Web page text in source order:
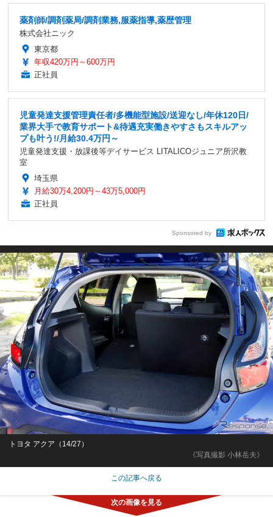
薬剤師/調剤薬局/調剤業務,服薬指導,薬歴管理
株式会社ニック
東京都
年収420万円～600万円
正社員
児童発達支援管理責任者/多機能型施設/送迎なし/年休120日/
業界大手で教育サポート&待遇充実働きやすさもスキルアッ
プも叶う!/月給30.4万円～
児童発達支援・放課後等デイサービス LITALICOジュニア所沢教
室
埼玉県
月給30万4,200円～43万5,000円
正社員
Sponsored by
《写真撮影 小林岳夫》
トヨタ アクア（14/27）
この記事へ戻る